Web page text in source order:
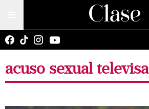
acuso sexual televisa